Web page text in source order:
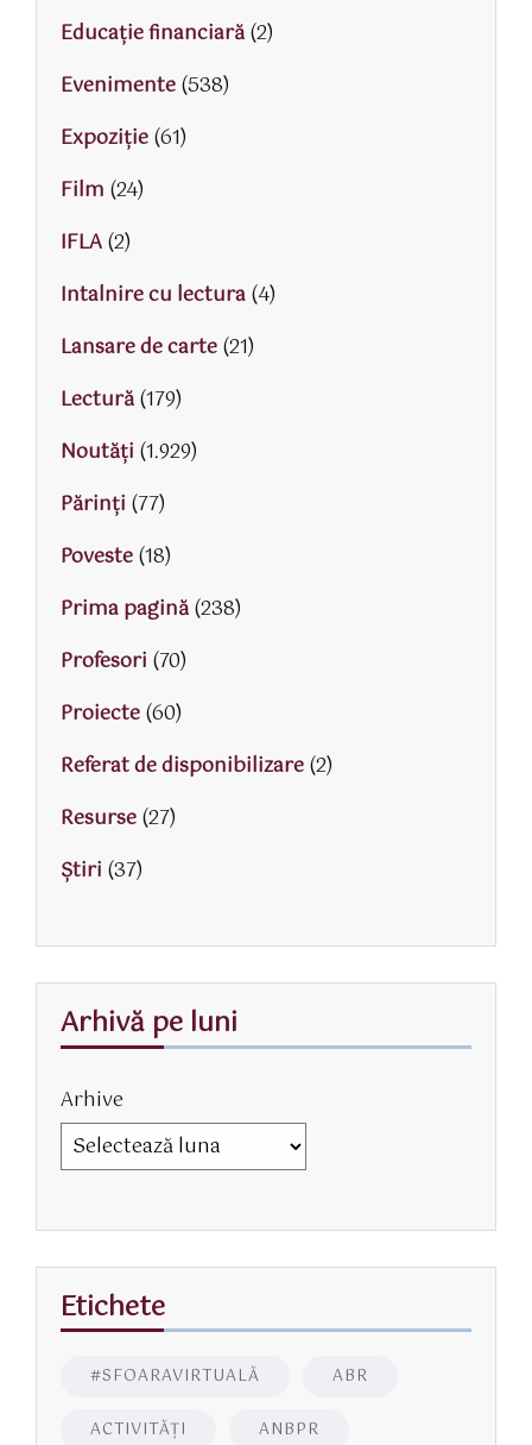
Educaţie financiară(2)
Evenimente(538)
Expoziție(61)
Film (24)
IFLA(2)
Intalnire cu lectura(4)
Lansare de carte(21)
Lectură(179)
Noutăți (1.929)
Părinţi (77)
Poveste(18)
Prima pagină(238)
Profesori (70)
Proiecte(60)
Referat de disponibilizare(2)
Resurse(27)
Știri (37)
Arhivă pe luni
Arhive
Etichete
#SFOARAVIRTUALĂ ABR
ACTIVITĂŢI ANBPR